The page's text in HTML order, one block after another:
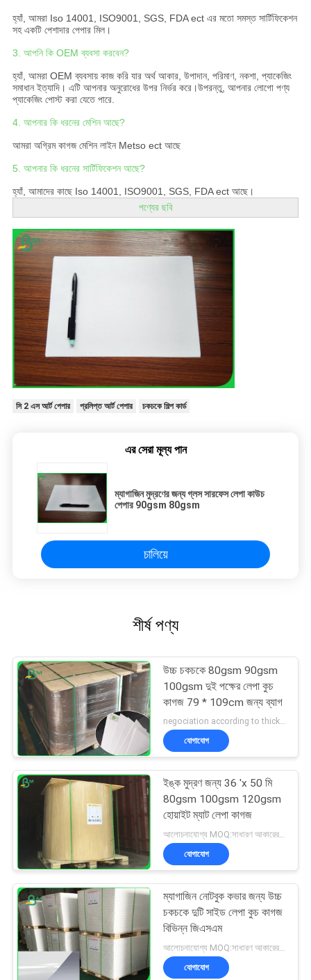
হ্যাঁ, আমরা Iso 14001, ISO9001, SGS, FDA ect এর মতো সমস্ত সার্টিফিকেশন
সহ একটি পেশাদার পেপার মিল।
3. আপনি কি OEM ব্যবসা করবেন?
হ্যাঁ, আমরা OEM ব্যবসায় কাজ করি যার অর্থ আকার, উপাদান, পরিমাণ, নকশা, প্যাকেজিং
সমাধান ইত্যাদি। এটি আপনার অনুরোধের উপর নির্ভর করে।উপরন্তু, আপনার লোগো পণ্য
প্যাকেজিং পোস্ট করা যেতে পারে.
4. আপনার কি ধরনের মেশিন আছে?
আমরা অগ্রিম কাগজ মেশিন লাইন Metso ect আছে
5. আপনার কি ধরনের সার্টিফিকেশন আছে?
হ্যাঁ, আমাদের কাছে Iso 14001, ISO9001, SGS, FDA ect আছে।
পণ্যের ছবি
সি 2 এস আর্ট পেপার প্রলিপ্ত আর্ট পেপার চকচকে শিল্প কার্ড
এর সেরা মূল্য পান
ম্যাগাজিন মুদ্রণের জন্য গ্লস সারফেস লেপা কাউচ
পেপার 90gsm 80gsm
চালিয়ে
শীর্ষ পণ্য
উচ্চ চকচকে 80gsm 90gsm
100gsm দুই পক্ষের লেপা কুচ
কাগজ 79 * 109cm জন্য ব্যাগ
negociation according to thickness,size and quantity MOQ:সাধারণ আকারের জন্য 1 টন এবং বিশেষ আকারের জন্য 10 টন
যোগাযোগ
ইঙ্ক মুদ্রণ জন্য 36 'x 50 মি
80gsm 100gsm 120gsm
হোয়াইট ম্যাট লেপা কাগজ
আলোচনাযোগ্য MOQ:সাধারণ আকারের জন্য 1 টন এবং বিশেষ আকারের জন্য 10 টন
যোগাযোগ
ম্যাগাজিন নোটবুক কভার জন্য উচ্চ
চকচকে দুটি সাইড লেপা কুচ কাগজ
বিভিন্ন জিএসএম
যোগাযোগ